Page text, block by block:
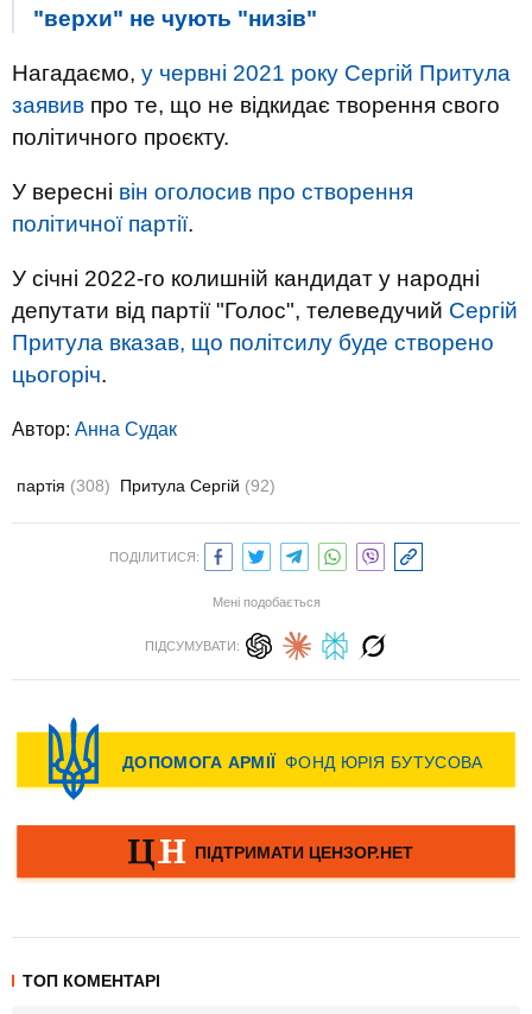
"верхи" не чують "низів"
Нагадаємо, у червні 2021 року Сергій Притула
заявив про те, що не відкидає творення свого
політичного проєкту.
У вересні він оголосив про створення
політичної партії.
У січні 2022-го колишній кандидат у народні
депутати від партії "Голос", телеведучий Сергій
Притула вказав, що політсилу буде створено
цьогоріч.
Автор: Анна Судак
партія (308) Притула Сергій (92)
ПОДІЛИТИСЯ:
Мені подобається
ПІДСУМУВАТИ:
ТОП КОМЕНТАРІ